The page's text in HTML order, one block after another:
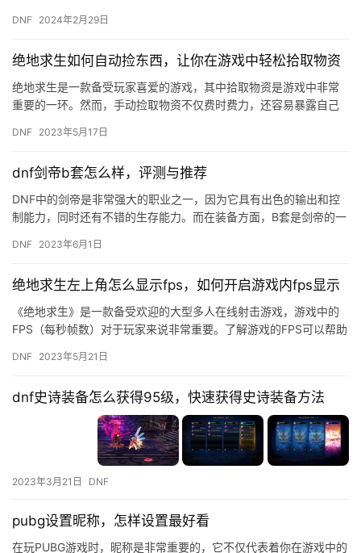
DNF 2024年2月29日
绝地求生如何自动捡东西，让你在游戏中轻松拾取物资
绝地求生是一款备受玩家喜爱的游戏，其中拾取物资是游戏中非常
重要的一环。然而，手动捡取物资不仅费时费力，还容易暴露自己
戏中轻…
DNF 2023年5月17日
dnf剑帝b套怎么样，评测与推荐
DNF中的剑帝是非常强大的职业之一，因为它具有出色的输出和控
制能力，同时还有不错的生存能力。而在装备方面，B套是剑帝的一
和…
DNF 2023年6月1日
绝地求生左上角怎么显示fps，如何开启游戏内fps显示
《绝地求生》是一款备受欢迎的大型多人在线射击游戏，游戏中的
FPS（每秒帧数）对于玩家来说非常重要。了解游戏的FPS可以帮助
DNF 2023年5月21日
dnf史诗装备怎么获得95级，快速获得史诗装备方法
2023年3月21日 DNF
pubg设置昵称，怎样设置最好看
在玩PUBG游戏时，昵称是非常重要的，它不仅代表着你在游戏中的